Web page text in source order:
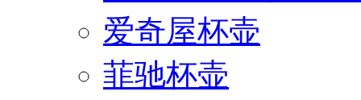
爱奇屋杯壶
菲驰杯壶